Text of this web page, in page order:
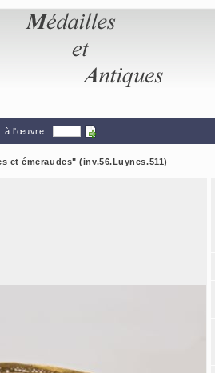
à l'œuvre
et émeraudes" (inv.56.Luynes.511)